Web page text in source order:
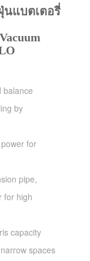
นแบตเตอรี่
balance
by
for
pipe,
for high
capacity
spaces